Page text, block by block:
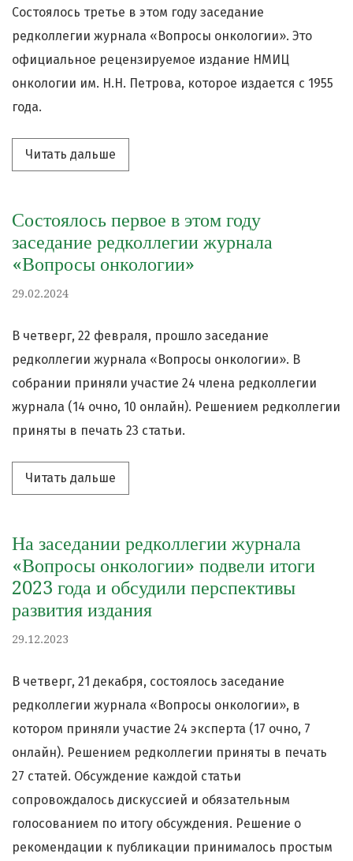
Состоялось третье в этом году заседание
редколлегии журнала «Вопросы онкологии». Это
официальное рецензируемое издание НМИЦ
онкологии им. Н.Н. Петрова, которое издается с 1955
года.
Читать дальше
Состоялось первое в этом году
заседание редколлегии журнала
«Вопросы онкологии»
29.02.2024
В четверг, 22 февраля, прошло заседание
редколлегии журнала «Вопросы онкологии». В
собрании приняли участие 24 члена редколлегии
журнала (14 очно, 10 онлайн). Решением редколлегии
приняты в печать 23 статьи.
Читать дальше
На заседании редколлегии журнала
«Вопросы онкологии» подвели итоги
2023 года и обсудили перспективы
развития издания
29.12.2023
В четверг, 21 декабря, состоялось заседание
редколлегии журнала «Вопросы онкологии», в
котором приняли участие 24 эксперта (17 очно, 7
онлайн). Решением редколлегии приняты в печать
27 статей. Обсуждение каждой статьи
сопровождалось дискуссией и обязательным
голосованием по итогу обсуждения. Решение о
рекомендации к публикации принималось простым